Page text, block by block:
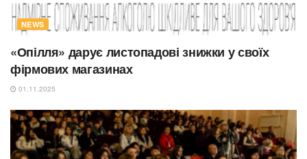
NEWS
«Опілля» дарує листопадові знижки у своїх
фірмових магазинах
01.11.2025